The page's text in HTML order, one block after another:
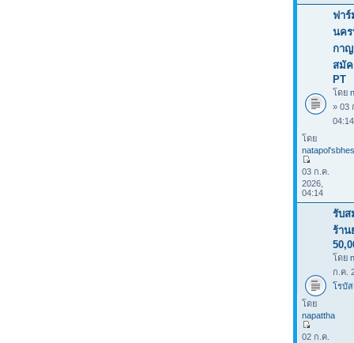
ฟาร์
นค
กาญ
สมัค
PT
โดย
» 03
โดย
03 ก.ค.
2026,
04:14
รับส
ร้าน
โดย
ก.ค.
โรบั
โดย
napattha
02 ก.ค.